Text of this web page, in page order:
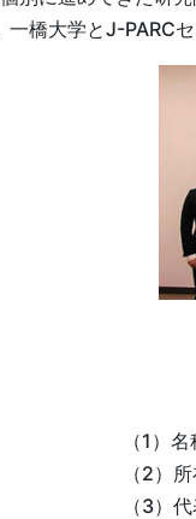
橋大学とJ-PARC
（1）
（2）
（3）